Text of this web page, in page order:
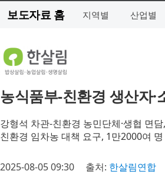
보도자료 홈 지역별 산업별
농식품부-친환경 생산자
강형석 차관-친환경 농민단체·생협 면담
친환경 임차농 대책 요구, 1만2000여
2025-08-05 09:30 출처: 한살림연합